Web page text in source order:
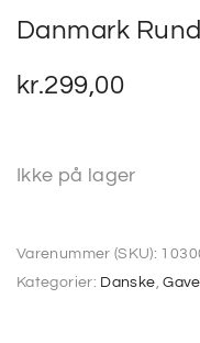
Danmark
kr.299,00
Ikke på lager
Varenummer (SKU):
Kategorier: Danske ,